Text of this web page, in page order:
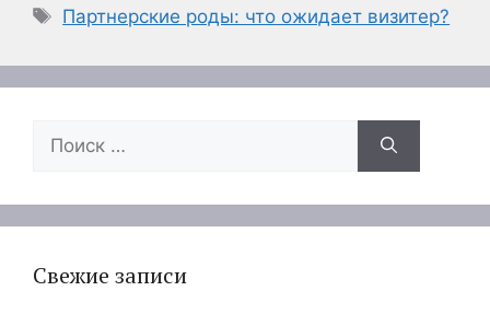
Метки
Партнерские роды: что ожидает визитер?
Поиск:
Свежие записи